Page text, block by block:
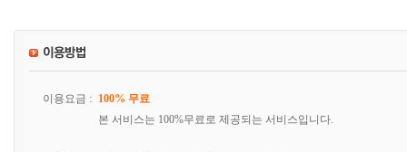
이용요금 :
100% 무료
본 서비스는 100%무료로 제공되는 서비스입니다.